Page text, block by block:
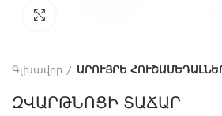
Գլխավոր ԱՐՈՒՅՐԵ
ԶՎԱՐԹՆՈՑԻ ՏԱՃԱՐ